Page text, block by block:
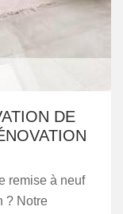
DE
remise à neuf
? Notre